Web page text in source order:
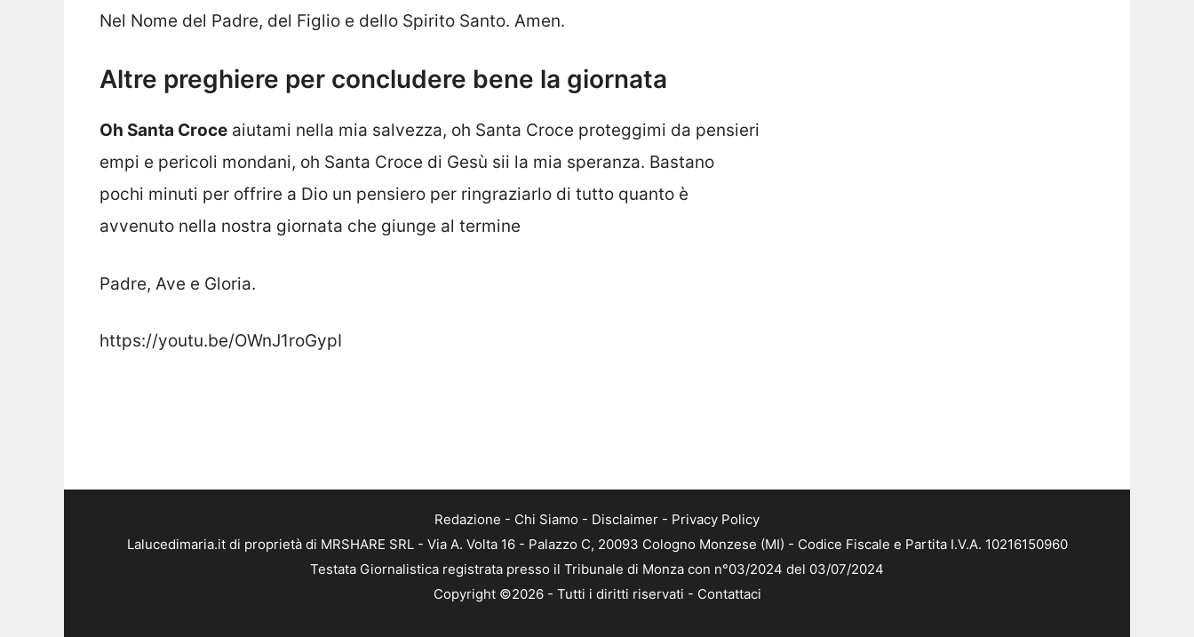
Nel Nome del Padre, del Figlio e dello Spirito Santo. Amen.
Altre preghiere per concludere bene la giornata
Oh Santa Croce aiutami nella mia salvezza, oh Santa Croce proteggimi da pensieri
empi e pericoli mondani, oh Santa Croce di Gesù sii la mia speranza. Bastano
pochi minuti per offrire a Dio un pensiero per ringraziarlo di tutto quanto è
avvenuto nella nostra giornata che giunge al termine
Padre, Ave e Gloria.
https://youtu.be/OWnJ1roGypI
Redazione - Chi Siamo - Disclaimer - Privacy Policy
Lalucedimaria.it di proprietà di MRSHARE SRL - Via A. Volta 16 - Palazzo C, 20093 Cologno Monzese (MI) - Codice Fiscale e Partita I.V.A. 10216150960
Testata Giornalistica registrata presso il Tribunale di Monza con n°03/2024 del 03/07/2024
Copyright ©2026 - Tutti i diritti riservati - Contattaci